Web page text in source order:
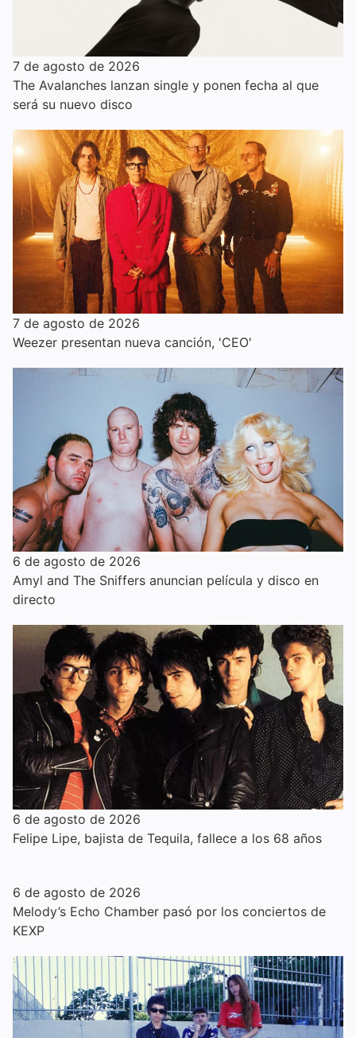
7 de agosto de 2026
The Avalanches lanzan single y ponen fecha al que
será su nuevo disco
7 de agosto de 2026
Weezer presentan nueva canción, 'CEO'
6 de agosto de 2026
Amyl and The Sniffers anuncian película y disco en
directo
6 de agosto de 2026
Felipe Lipe, bajista de Tequila, fallece a los 68 años
6 de agosto de 2026
Melody’s Echo Chamber pasó por los conciertos de
KEXP